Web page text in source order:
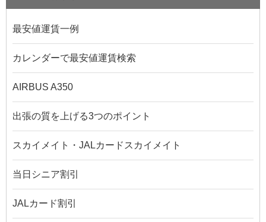
最安値運賃一例
カレンダーで最安値運賃検索
AIRBUS A350
出張の質を上げる3つのポイント
スカイメイト・JALカードスカイメイト
当日シニア割引
JALカード割引